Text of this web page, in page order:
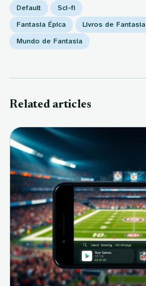
Default
Sci-fi
Fantasia Épica
Livros de Fantasia
Mundo de Fantasia
Related articles